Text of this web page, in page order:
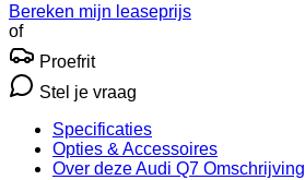
Bereken mijn leaseprijs
of
Proefrit
Stel je vraag
Specificaties
Opties & Accessoires
Over deze Audi Q7 Omschrijving